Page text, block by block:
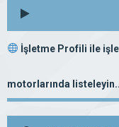
İşletme Profili ile
motorlarında listeleyin..